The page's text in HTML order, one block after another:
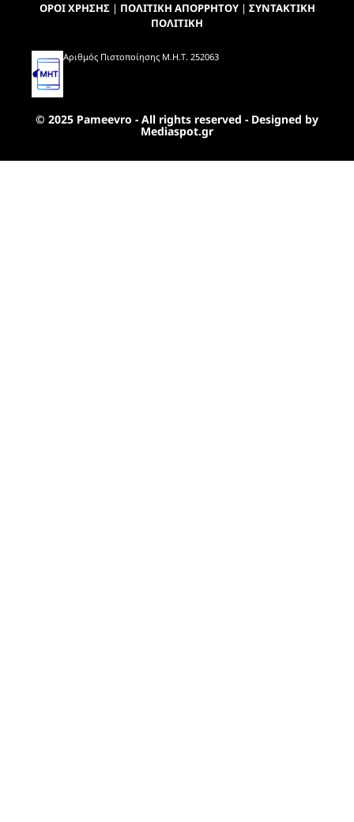
ΟΡΟΙ ΧΡΗΣΗΣ| ΠΟΛΙΤΙΚΗ ΑΠΟΡΡΗΤΟΥ| ΣΥΝΤΑΚΤΙΚΗ
ΠΟΛΙΤΙΚΗ
Αριθμός Πιστοποίησης Μ.Η.Τ. 252063
© 2025 Pameevro - All rights reserved - Designed by
Mediaspot.gr